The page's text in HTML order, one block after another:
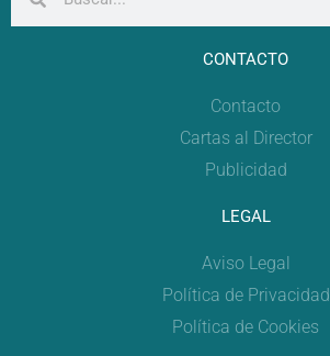
CONTACTO
Contacto
Cartas al Director
Publicidad
LEGAL
Aviso Legal
Política de Privacidad
Política de Cookies